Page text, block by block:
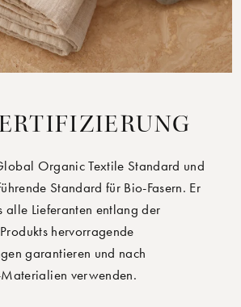
Organic Textile Standard und
Standard für Bio-Fasern. Er
alle Lieferanten entlang der
hervorragende
garantieren und nach
verwenden.